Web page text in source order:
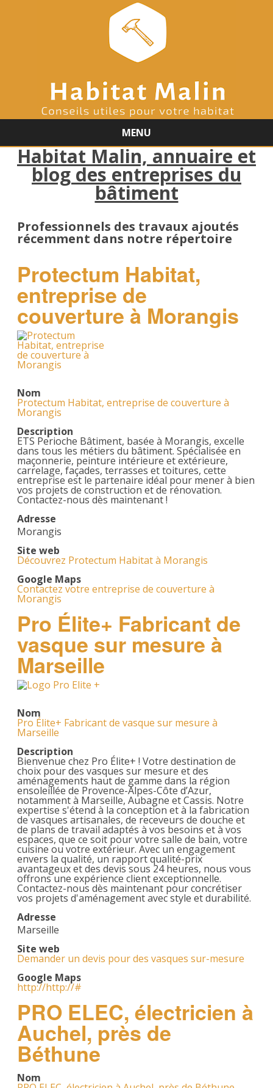
MENU
Skip
to
content
Habitat Malin, annuaire et
blog des entreprises du
bâtiment
Professionnels des travaux ajoutés
récemment dans notre répertoire
Protectum Habitat,
entreprise de
couverture à Morangis
Nom
Protectum Habitat, entreprise de couverture à
Morangis
Description
ETS Perioche Bâtiment, basée à Morangis, excelle
dans tous les métiers du bâtiment. Spécialisée en
maçonnerie, peinture intérieure et extérieure,
carrelage, façades, terrasses et toitures, cette
entreprise est le partenaire idéal pour mener à bien
vos projets de construction et de rénovation.
Contactez-nous dès maintenant !
Adresse
Morangis
Site web
Découvrez Protectum Habitat à Morangis
Google Maps
Contactez votre entreprise de couverture à
Morangis
Pro Élite+ Fabricant de
vasque sur mesure à
Marseille
Nom
Pro Élite+ Fabricant de vasque sur mesure à
Marseille
Description
Bienvenue chez Pro Élite+ ! Votre destination de
choix pour des vasques sur mesure et des
aménagements haut de gamme dans la région
ensoleillée de Provence-Alpes-Côte d’Azur,
notamment à Marseille, Aubagne et Cassis. Notre
expertise s'étend à la conception et à la fabrication
de vasques artisanales, de receveurs de douche et
de plans de travail adaptés à vos besoins et à vos
espaces, que ce soit pour votre salle de bain, votre
cuisine ou votre extérieur. Avec un engagement
envers la qualité, un rapport qualité-prix
avantageux et des devis sous 24 heures, nous vous
offrons une expérience client exceptionnelle.
Contactez-nous dès maintenant pour concrétiser
vos projets d'aménagement avec style et durabilité.
Adresse
Marseille
Site web
Demander un devis pour des vasques sur-mesure
Google Maps
http://http://#
PRO ELEC, électricien à
Auchel, près de
Béthune
Nom